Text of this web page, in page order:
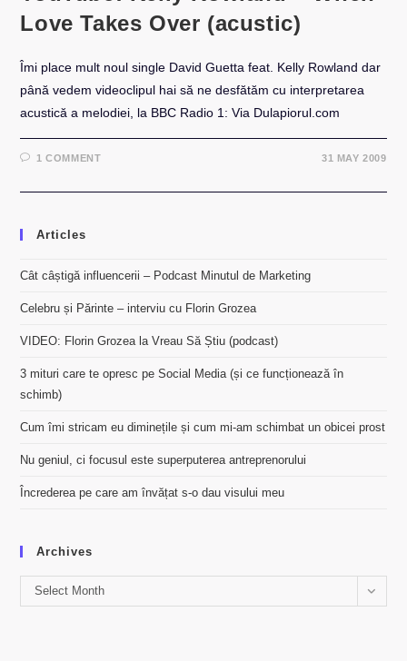
Love Takes Over (acustic)
Îmi place mult noul single David Guetta feat. Kelly Rowland dar
până vedem videoclipul hai să ne desfătăm cu interpretarea
acustică a melodiei, la BBC Radio 1: Via Dulapiorul.com
1 COMMENT 31 MAY 2009
Articles
Cât câștigă influencerii – Podcast Minutul de Marketing
Celebru și Părinte – interviu cu Florin Grozea
VIDEO: Florin Grozea la Vreau Să Știu (podcast)
3 mituri care te opresc pe Social Media (și ce funcționează în
schimb)
Cum îmi stricam eu diminețile și cum mi-am schimbat un obicei prost
Nu geniul, ci focusul este superputerea antreprenorului
Încrederea pe care am învățat s-o dau visului meu
Archives
Archives
Select Month